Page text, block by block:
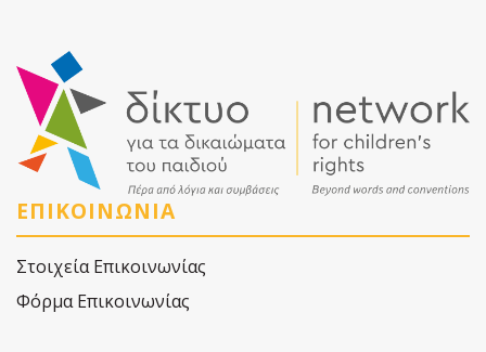
ΕΠΙΚΟΙΝΩΝΙΑ
Στοιχεία Επικοινωνίας
Φόρμα Επικοινωνίας